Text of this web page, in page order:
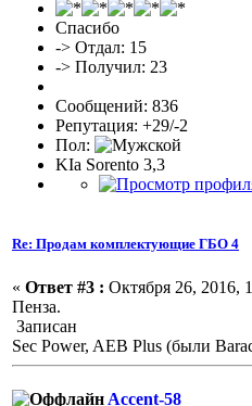
Спасибо
-> Отдал: 15
-> Получил: 23
Сообщений: 836
Репутация: +29/-2
Пол:
KIa Sorento 3,3
Re: Продам комплектующие ГБО 4
« Ответ #3 : Октября 26, 2016,
Пенза.
Записан
Sec Power, AEB Plus (были
Accent-58